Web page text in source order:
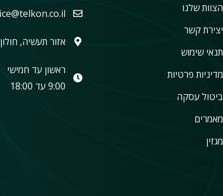
הצוות שלנו
יצירת קשר
תנאי שימוש
מדיניות פרטיות
ביטול עסקה
מאמרים
מגזין
אזור תעשיה, חולון
ראשון עד חמישי
9:00 עד 18:00